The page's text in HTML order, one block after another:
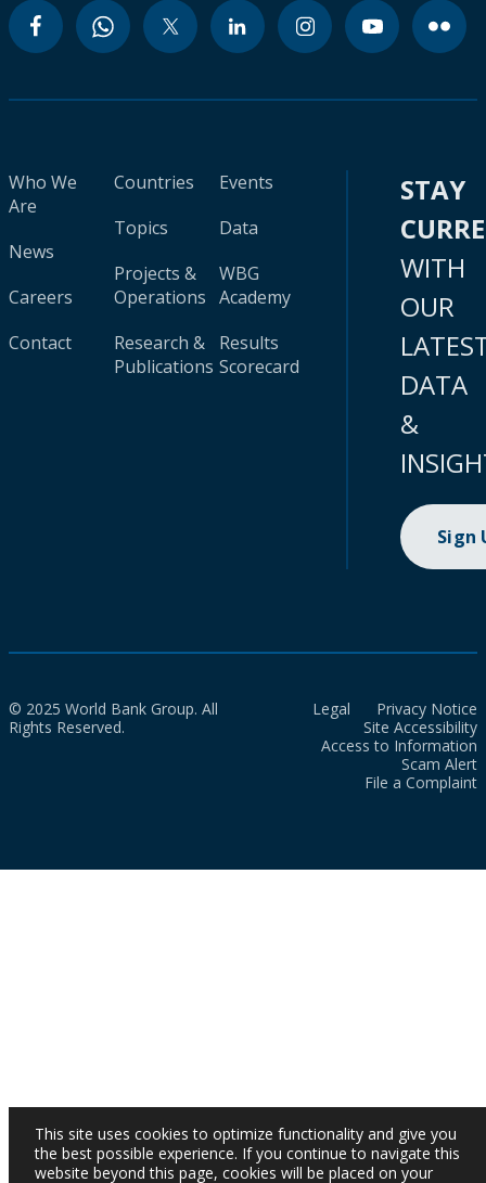
Who We
Are
News
Careers
Contact
Countries
Topics
Projects &
Operations
Research &
Publications
Events
Data
WBG
Academy
Results
Scorecard
STAY
WITH
OUR
DATA
&
Sign
© 2025 World Bank Group. All
Rights Reserved.
Legal
Privacy Notice
Site Accessibility
Access to Information
Scam Alert
File a Complaint
This site uses cookies to optimize functionality and give you
the best possible experience. If you continue to navigate this
website beyond this page, cookies will be placed on your